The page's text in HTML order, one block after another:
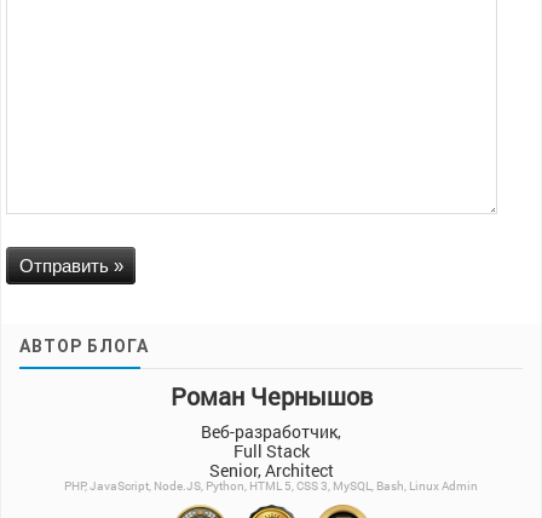
АВТОР БЛОГА
Роман Чернышов
Веб-разработчик,
Full Stack
Senior, Architect
PHP, JavaScript, Node.JS, Python, HTML 5, CSS 3, MySQL, Bash, Linux Admin